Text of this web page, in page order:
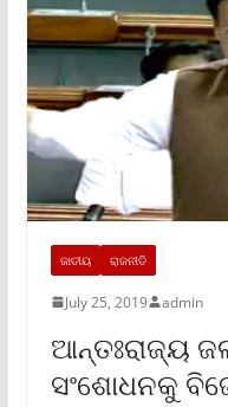
ଜାତୀୟ ରାଜନୀତି
July 25, 2019 admin
ଆନ୍ତଃରାଜ୍ୟ
ସଂଶୋଧନକୁ